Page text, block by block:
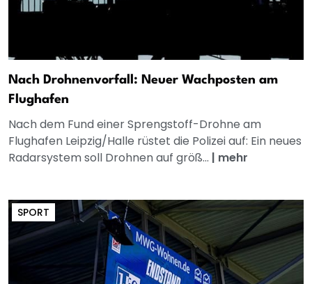
Nach Drohnenvorfall: Neuer Wachposten am
Flughafen
Nach dem Fund einer Sprengstoff-Drohne am
Flughafen Leipzig/Halle rüstet die Polizei auf: Ein neues
Radarsystem soll Drohnen auf größ... | mehr
SPORT